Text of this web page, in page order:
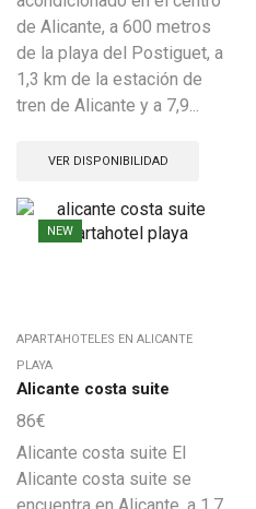
de Alicante, a 600 metros
de la playa del Postiguet, a
1,3 km de la estación de
tren de Alicante y a 7,9...
VER DISPONIBILIDAD
NEW
APARTAHOTELES EN ALICANTE
PLAYA
Alicante costa suite
86€
Alicante costa suite El
Alicante costa suite se
encuentra en Alicante, a 1,7